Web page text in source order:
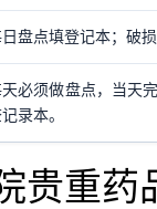
盘点填登记本；破
必须做盘点，当天
录本。
贵重药